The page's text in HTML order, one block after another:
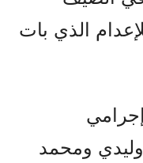
الذي بات
إجرامي
ومحمد